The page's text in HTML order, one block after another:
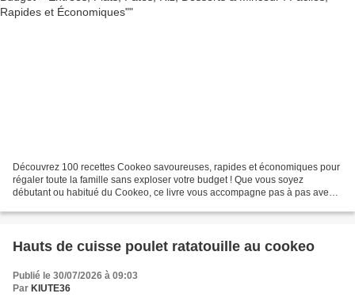
Découvrez 100 recettes Cookeo savoureuses, rapides et économiques pour
régaler toute la famille sans exploser votre budget ! Que vous soyez
débutant ou habitué du Cookeo, ce livre vous accompagne pas à pas avec
Hauts de cuisse poulet ratatouille au cookeo
Publié le 30/07/2026 à 09:03
Par KIUTE36